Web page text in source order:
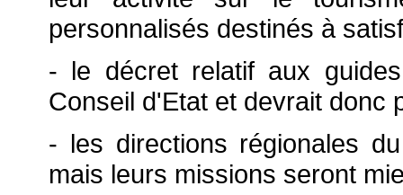
personnalisés destinés à
- le décret relatif aux
Conseil d'Etat et devrait donc
- les directions régionales
mais leurs missions seront